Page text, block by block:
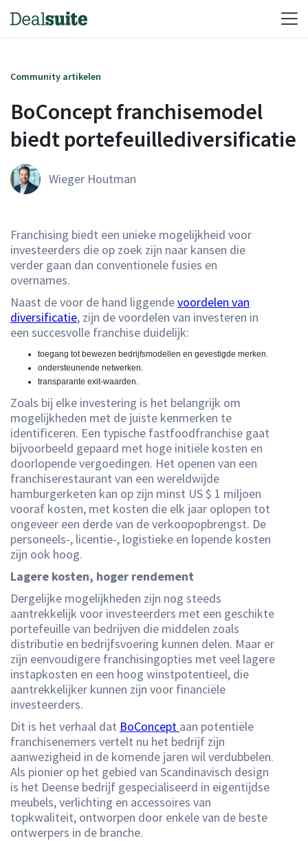
Community artikelen
BoConcept franchisemodel
biedt portefeuillediversificatie
Wieger Houtman
Franchising biedt een unieke mogelijkheid voor
investeerders die op zoek zijn naar kansen die
verder gaan dan conventionele fusies en
overnames.
Naast de voor de hand liggendevoordelen van
diversificatie, zijn de voordelen van investeren in
een succesvolle franchise duidelijk:
toegang tot bewezen bedrijfsmodellen en gevestigde merken.
ondersteunende netwerken.
transparante exit-waarden.
Zoals bij elke investering is het belangrijk om
mogelijkheden met de juiste kenmerken te
identificeren. Een typische fastfoodfranchise gaat
bijvoorbeeld gepaard met hoge initiële kosten en
doorlopende vergoedingen. Het openen van een
franchiserestaurant van een wereldwijde
hamburgerketen kan op zijn minst US $ 1 miljoen
vooraf kosten, met kosten die elk jaar oplopen tot
ongeveer een derde van de verkoopopbrengst. De
personeels-, licentie-, logistieke en lopende kosten
zijn ook hoog.
Lagere kosten, hoger rendement
Dergelijke mogelijkheden zijn nog steeds
aantrekkelijk voor investeerders met een geschikte
portefeuille van bedrijven die middelen zoals
distributie en bedrijfsvoering kunnen delen. Maar er
zijn eenvoudigere franchisingopties met veel lagere
instapkosten en een hoog winstpotentieel, die
aantrekkelijker kunnen zijn voor financiële
investeerders.
Dit is het verhaal dat BoConcept aan potentiële
franchisenemers vertelt nu het bedrijf zijn
aanwezigheid in de komende jaren wil verdubbelen.
Als pionier op het gebied van Scandinavisch design
is het Deense bedrijf gespecialiseerd in eigentijdse
meubels, verlichting en accessoires van
topkwaliteit, ontworpen door enkele van de beste
ontwerpers in de branche.